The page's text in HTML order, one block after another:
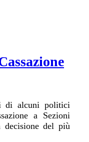
di alcuni politici
a Sezioni
decisione del più